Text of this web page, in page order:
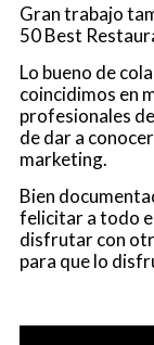
Gran trabajo
50 Best
Lo bueno de
coincidimos en
profesionales
de dar a
marketing.
Bien
felicitar a todo
disfrutar con
para que lo